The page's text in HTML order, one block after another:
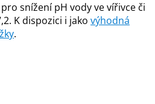
snížení pH vody ve vířivce či
K dispozici i jako výhodná
.